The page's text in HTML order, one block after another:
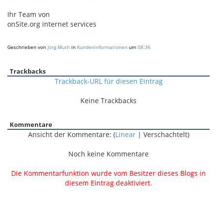
Ihr Team von
onSite.org internet services
Geschrieben von Jörg Muth in Kundeninformationen um 08:36
Trackbacks
Trackback-URL für diesen Eintrag
Keine Trackbacks
Kommentare
Ansicht der Kommentare: (Linear| Verschachtelt)
Noch keine Kommentare
Die Kommentarfunktion wurde vom Besitzer dieses Blogs in
diesem Eintrag deaktiviert.